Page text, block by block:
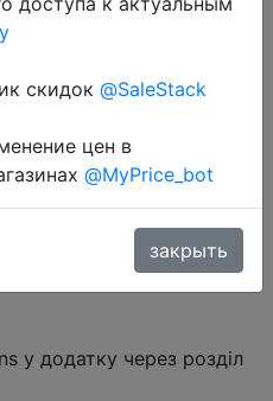
у додатку через розділ
скидок @SaleStack
цен в
@MyPrice_bot
закрыть